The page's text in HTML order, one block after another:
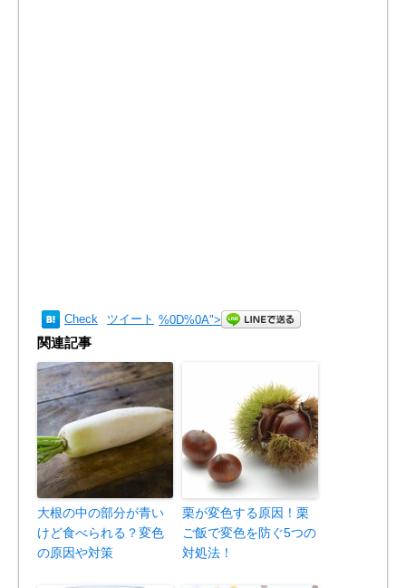
Check ツイート %0D%0A">
関連記事
大根の中の部分が青い
けど食べられる？変色
の原因や対策
栗が変色する原因！栗
ご飯で変色を防ぐ5つの
対処法！